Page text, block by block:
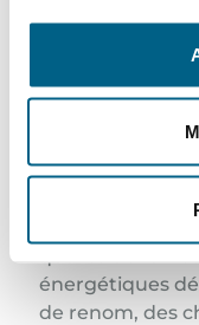
Études
et les
Plusieurs
énergétiques
de renom, des